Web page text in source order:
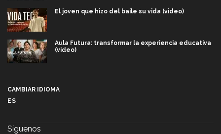
El joven que hizo del baile su vida (video)
Aula Futura: transformar la experiencia educativa
(video)
CAMBIAR IDIOMA
ES
Síguenos